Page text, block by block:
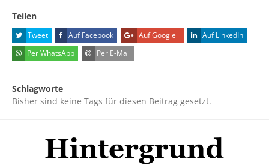
Teilen
Tweet Auf Facebook Auf Google+
Auf LinkedIn
Per WhatsApp
Per E-Mail
Schlagworte
Bisher sind keine Tags für diesen Beitrag gesetzt.